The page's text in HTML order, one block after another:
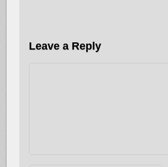
Leave a Reply